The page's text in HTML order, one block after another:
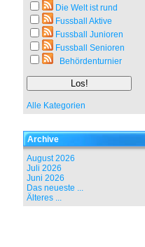
Die Welt ist rund
Fussball Aktive
Fussball Junioren
Fussball Senioren
Behördenturnier
Alle Kategorien
Archive
August 2026
Juli 2026
Juni 2026
Das neueste ...
Älteres ...